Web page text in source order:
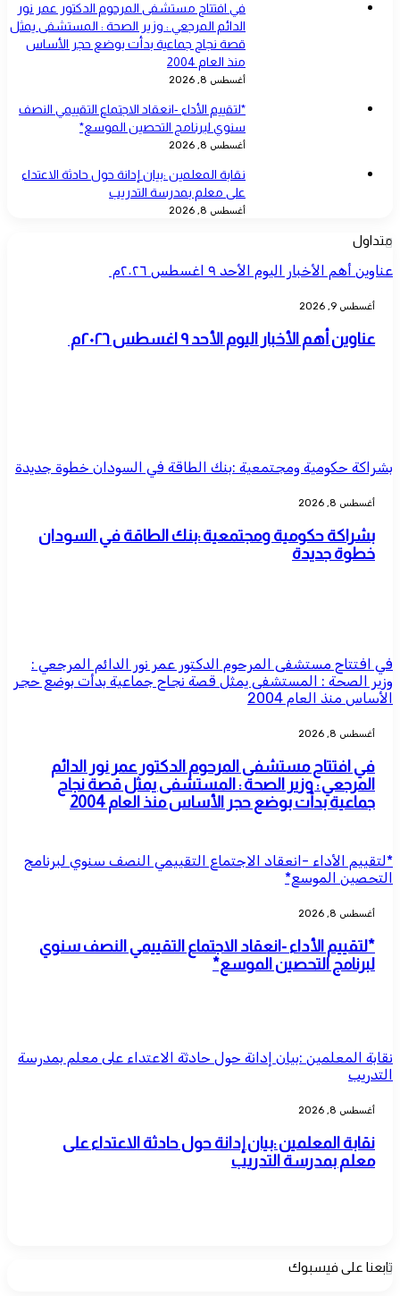
في افتتاح مستشفى المرحوم الدكتور عمر نور
الدائم المرجعي : وزير الصحة : المستشفى يمثل
قصة نجاح جماعية بدأت بوضع حجر الأساس
منذ العام 2004
أغسطس 8, 2026
*لتقييم الأداء -انعقاد الاجتماع التقييمي النصف
سنوي لبرنامج التحصين الموسع*
أغسطس 8, 2026
نقابة المعلمين :بيان إدانة حول حادثة الاعتداء
على معلم بمدرسة التدريب
أغسطس 8, 2026
متداول
عناوين أهم الأخبار اليوم الأحد ٩ اغسطس ٢٠٢٦م ​
أغسطس 9, 2026
عناوين أهم الأخبار اليوم الأحد ٩ اغسطس ٢٠٢٦م ​
بشراكة حكومية ومجتمعية :بنك الطاقة في السودان خطوة جديدة
أغسطس 8, 2026
بشراكة حكومية ومجتمعية :بنك الطاقة في السودان
خطوة جديدة
في افتتاح مستشفى المرحوم الدكتور عمر نور الدائم المرجعي :
وزير الصحة : المستشفى يمثل قصة نجاح جماعية بدأت بوضع حجر
الأساس منذ العام 2004
أغسطس 8, 2026
في افتتاح مستشفى المرحوم الدكتور عمر نور الدائم
المرجعي : وزير الصحة : المستشفى يمثل قصة نجاح
جماعية بدأت بوضع حجر الأساس منذ العام 2004
*لتقييم الأداء -انعقاد الاجتماع التقييمي النصف سنوي لبرنامج
التحصين الموسع*
أغسطس 8, 2026
*لتقييم الأداء -انعقاد الاجتماع التقييمي النصف سنوي
لبرنامج التحصين الموسع*
نقابة المعلمين :بيان إدانة حول حادثة الاعتداء على معلم بمدرسة
التدريب
أغسطس 8, 2026
نقابة المعلمين :بيان إدانة حول حادثة الاعتداء على
معلم بمدرسة التدريب
تابعنا على فيسبوك